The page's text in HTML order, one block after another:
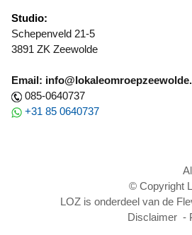
Studio:
Schepenveld 21-5
3891 ZK Zeewolde
Email:
085-0640737
+31 85 0640737
© Copyright
LOZ is onderdeel van de
Disclaimer -